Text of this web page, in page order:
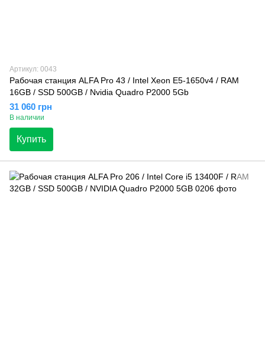
Артикул: 0043
Рабочая станция ALFA Pro 43 / Intel Xeon E5-1650v4 / RAM
16GB / SSD 500GB / Nvidia Quadro P2000 5Gb
31 060 грн
В наличии
Купить